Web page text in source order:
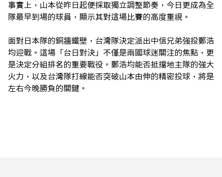
事實上，山本從昨日起便採取獨立調整節奏，今日更成為全
隊最早到場的球員，顯示其對這場比賽的高度重視。
面對日本隊的銅牆鐵壁，台灣隊決定派出中信兄弟強投鄭浩
均迎戰。這場「台日對決」不僅是兩國球迷關注的焦點，更
是決定分組排名的重要戰役。鄭浩均能否抵擋地主隊的強大
火力，以及台灣隊打線能否突破山本由伸的精密投球，將是
左右今晚勝負的關鍵。